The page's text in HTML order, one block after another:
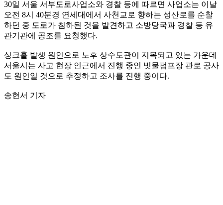
30일 서울 서부도로사업소와 경찰 등에 따르면 사업소는 이날
오전 8시 40분경 연세대에서 사천교로 향하는 성산로를 순찰
하던 중 도로가 침하된 것을 발견하고 소방당국과 경찰 등 유
관기관에 공조를 요청했다.
싱크홀 발생 원인으로 노후 상수도관이 지목되고 있는 가운데
서울시는 사고 현장 인근에서 진행 중인 빗물펌프장 관로 공사
도 원인일 것으로 추정하고 조사를 진행 중이다.
송현서 기자